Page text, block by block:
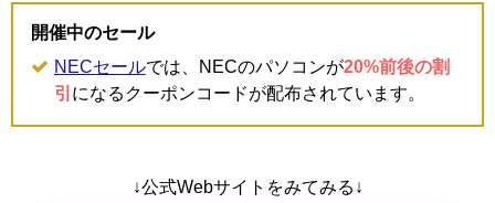
開催中のセール
NECセールでは、NECのパソコンが20%前後の割
引 になるクーポンコードが配布されています。
↓公式Webサイトをみてみる↓